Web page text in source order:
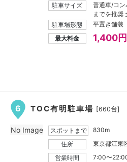
駐車サイズ
普通車/コ
までを推
駐車場形態
平置き舗装
最大料金
1,400円
6 TOC有明駐車場 [660台]
スポットまで
830m
住所
東京都江東
営業時間
7:00〜
No Image